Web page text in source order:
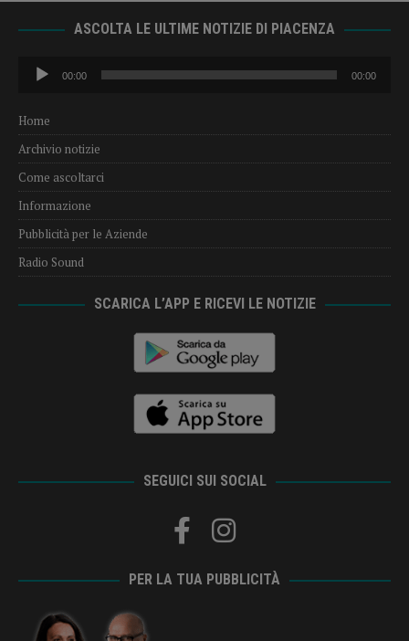
ASCOLTA LE ULTIME NOTIZIE DI PIACENZA
Audio
Player
00:00 00:00
Home
Archivio notizie
Come ascoltarci
Informazione
Pubblicità per le Aziende
Radio Sound
SCARICA L’APP E RICEVI LE NOTIZIE
SEGUICI SUI SOCIAL
PER LA TUA PUBBLICITÀ